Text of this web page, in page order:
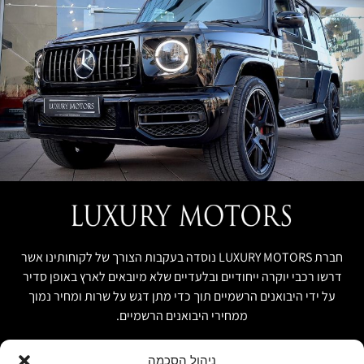
ניהול הסכמה
חברת LUXURY MOTORS נוסדה בעקבות הצורך של לקוחותינו אשר
דרשו רכבי יוקרה ייחודיים ובלעדיים שלא מיובאים לארץ באופן סדיר
על ידי היבואנים הרשמיים תוך כדי מתן דגש על שרות ומחיר נמוך
ממחירי היבואנים הרשמיים.